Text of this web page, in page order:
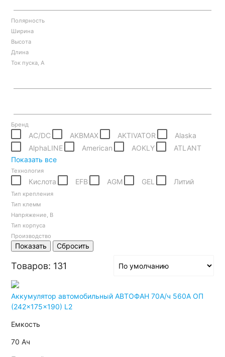
Полярность
Ширина
Высота
Длина
Ток пуска, А
Бренд
AC/DC AKBMAX AKTIVATOR
Alaska
AlphaLINE
American AOKLY
ATLANT
Показать все
Технология
Кислота EFB AGM GEL Литий
Тип крепления
Тип клемм
Напряжение, В
Тип корпуса
Производство
Показать Сбросить
Товаров: 131
Аккумулятор автомобильный АВТОФАН 70А/ч 560А ОП
(242x175x190) L2
Емкость
70 Ач